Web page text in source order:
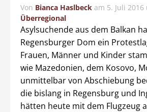
Von Bianca Haslbeck am 5. Juli
Überregional
Asylsuchende aus dem Balkan
Regensburger Dom ein
Frauen, Männer und Kinder
wie Mazedonien, dem Kosovo,
unmittelbar von Abschiebung
die bislang in Regensburg und
hätten heute mit dem Flugzeug